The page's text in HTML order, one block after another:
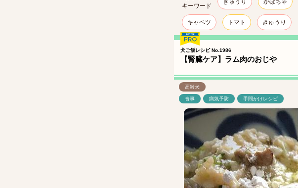
キーワード
きゅうり かぼちゃ
キャベツ トマト きゅうり
犬ご飯レシピ No.1986
【腎臓ケア】ラム肉のおじや
高齢犬
食事 病気予防 手間かけレシピ